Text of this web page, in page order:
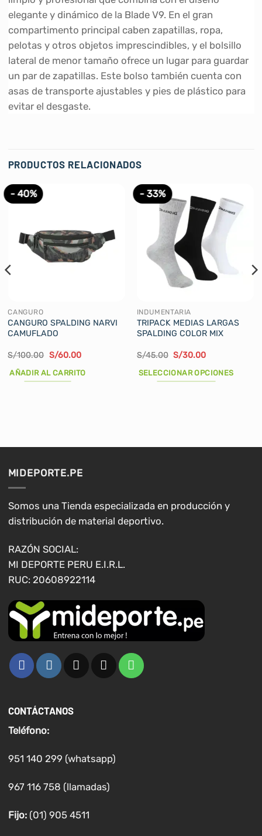
elegante y dinámico de la Blade V9. En el gran
compartimento principal caben zapatillas, ropa,
pelotas y otros objetos imprescindibles, y el bolsillo
lateral de menor tamaño ofrece un lugar para guardar
un par de zapatillas. Este bolso también cuenta con
asas de transporte ajustables y pies de plástico para
evitar el desgaste.
PRODUCTOS RELACIONADOS
- 40%
CANGURO
CANGURO SPALDING NARVI
CAMUFLADO
S/100.00 El
original
era:
S/60.00El
actual
AÑADIR AL CARRITO
- 33%
INDUMENTARIA
TRIPACK MEDIAS LARGAS
SPALDING COLOR MIX
S/45.00 El
original
era:
S/30.00El
actual
es:
SELECCIONAR OPCIONES
elegir
en
MIDEPORTE.PE
Somos una Tienda especializada en producción y
distribución de material deportivo.
RAZÓN SOCIAL:
MI DEPORTE PERU E.I.R.L.
RUC: 20608922114
CONTÁCTANOS
Teléfono:
951 140 299 (whatsapp)
967 116 758 (llamadas)
Fijo:(01) 905 4511